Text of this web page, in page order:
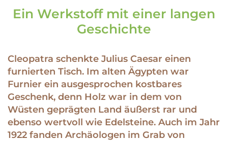
Ein Werkstoff mit einer langen
Geschichte
Cleopatra schenkte Julius Caesar einen
furnierten Tisch. Im alten Ägypten war
Furnier ein ausgesprochen kostbares
Geschenk, denn Holz war in dem von
Wüsten geprägten Land äußerst rar und
ebenso wertvoll wie Edelsteine. Auch im Jahr
1922 fanden Archäologen im Grab von